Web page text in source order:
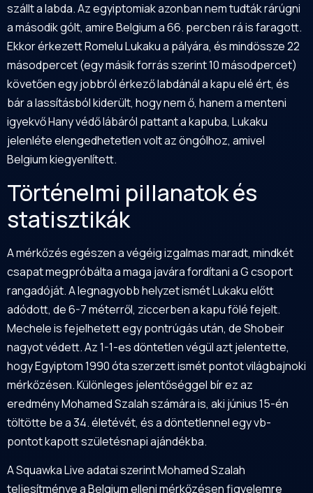
szállt a labda. Az egyiptomiak azonban nem tudták rárúgni
a második gólt, amire Belgium a 66. percben rá is faragott.
Ekkor érkezett Romelu Lukaku a pályára, és mindössze 22
másodpercet (egy másik forrás szerint 10 másodpercet)
követően egy jobbról érkező labdánál a kapu elé ért, és
bár a lassításból kiderült, hogy nem ő, hanem a menteni
igyekvő Hany védő lábáról pattant a kapuba, Lukaku
jelenléte elengedhetetlen volt az öngólhoz, amivel
Belgium kiegyenlített.
Történelmi pillanatok és
statisztikák
A mérkőzés egészen a végéig izgalmas maradt, mindkét
csapat megpróbálta a maga javára fordítani a G csoport
rangadóját. A legnagyobb helyzet ismét Lukaku előtt
adódott, de 6-7 méterről, ziccerben a kapu fölé fejelt.
Mechele is fejelhetett egy pontrúgás után, de Shobeir
nagyot védett. Az 1-1-es döntetlen végül azt jelentette,
hogy Egyiptom 1990 óta szerzett ismét pontot világbajnoki
mérkőzésen. Különleges jelentőséggel bír ez az
eredmény Mohamed Szalah számára is, aki június 15-én
töltötte be a 34. életévét, és a döntetlennel egy vb-
pontot kapott születésnapi ajándékba.
A Squawka Live adatai szerint Mohamed Szalah
teljesítménye a Belgium elleni mérkőzésen figyelemre